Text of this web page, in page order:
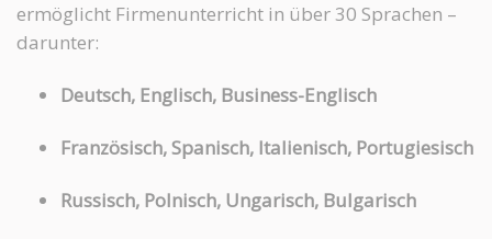
ermöglicht Firmenunterricht in über 30 Sprachen –
darunter:
Deutsch, Englisch, Business-Englisch
Französisch, Spanisch, Italienisch, Portugiesisch
Russisch, Polnisch, Ungarisch, Bulgarisch